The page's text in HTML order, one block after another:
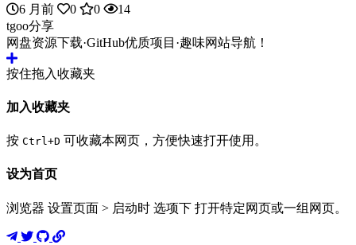
6 月前
0 0
14
tgoo分享
网盘资源下载·GitHub优质项目·趣味网站导航！
按住拖入收藏夹
加入收藏夹
按 Ctrl+D 可收藏本网页，方便快速打开使用。
设为首页
浏览器 设置页面 > 启动时 选项下 打开特定网页或一组网页。